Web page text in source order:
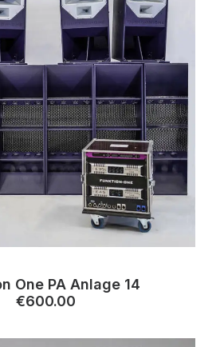
One PA Anlage 14
€600.00